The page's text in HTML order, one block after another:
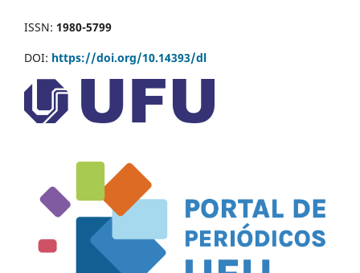
ISSN: 1980-5799
DOI: https://doi.org/10.14393/dl